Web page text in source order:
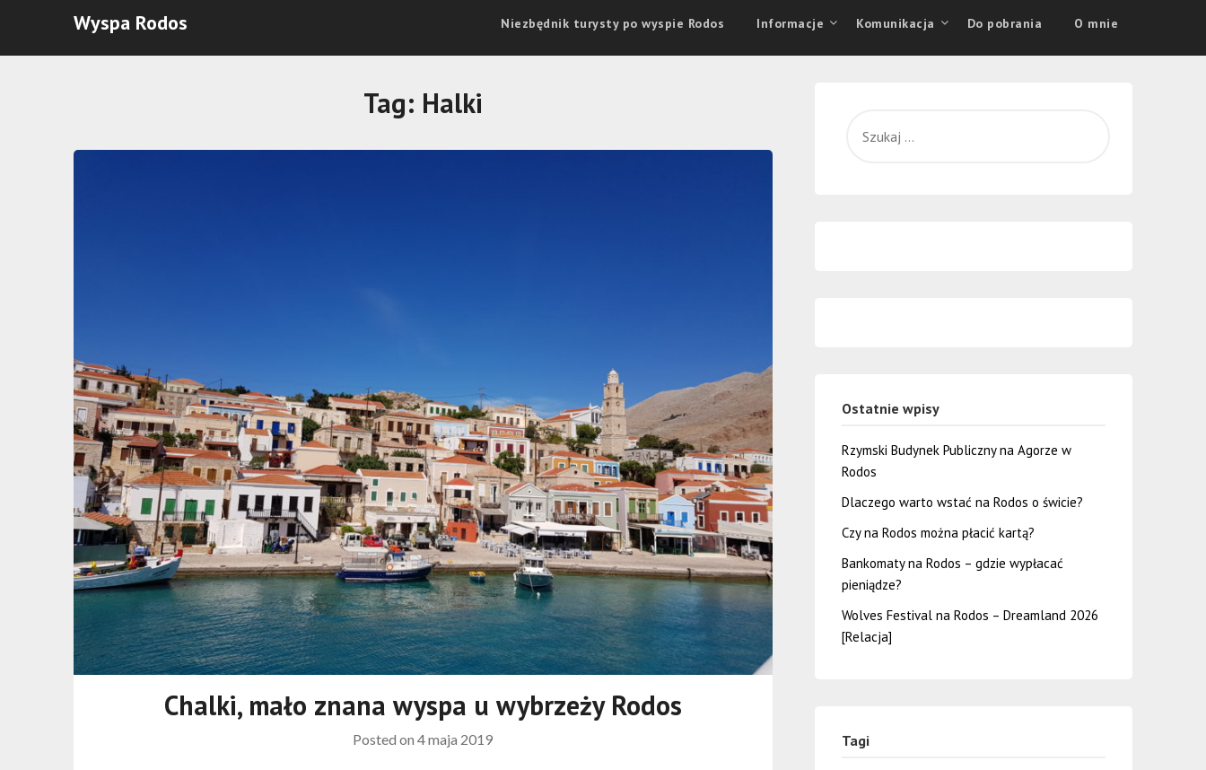
Wyspa Rodos Niezbędnik turysty po wyspie Rodos Informacje Komunikacja Do pobrania O mnie
Tag: Halki
Chalki, mało znana wyspa u wybrzeży Rodos
Posted on4 maja 2019
Ostatnie wpisy
Rzymski Budynek Publiczny na Agorze w
Rodos
Dlaczego warto wstać na Rodos o świcie?
Czy na Rodos można płacić kartą?
Bankomaty na Rodos – gdzie wypłacać
pieniądze?
Wolves Festival na Rodos – Dreamland 2026
[Relacja]
Tagi